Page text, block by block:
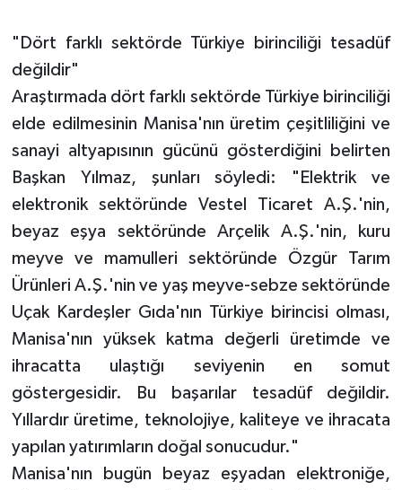
"Dört farklı sektörde Türkiye birinciliği tesadüf
değildir"
Araştırmada dört farklı sektörde Türkiye birinciliği
elde edilmesinin Manisa'nın üretim çeşitliliğini ve
sanayi altyapısının gücünü gösterdiğini belirten
Başkan Yılmaz, şunları söyledi: "Elektrik ve
elektronik sektöründe Vestel Ticaret A.Ş.'nin,
beyaz eşya sektöründe Arçelik A.Ş.'nin, kuru
meyve ve mamulleri sektöründe Özgür Tarım
Ürünleri A.Ş.'nin ve yaş meyve-sebze sektöründe
Uçak Kardeşler Gıda'nın Türkiye birincisi olması,
Manisa'nın yüksek katma değerli üretimde ve
ihracatta ulaştığı seviyenin en somut
göstergesidir. Bu başarılar tesadüf değildir.
Yıllardır üretime, teknolojiye, kaliteye ve ihracata
yapılan yatırımların doğal sonucudur."
Manisa'nın bugün beyaz eşyadan elektroniğe,